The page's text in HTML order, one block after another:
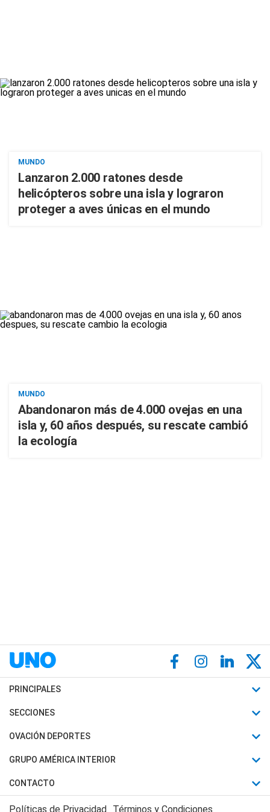
MUNDO
Lanzaron 2.000 ratones desde
helicópteros sobre una isla y lograron
proteger a aves únicas en el mundo
MUNDO
Abandonaron más de 4.000 ovejas en una
isla y, 60 años después, su rescate cambió
la ecología
PRINCIPALES
Últimas Noticias
Política
Judiciales
Economia
SECCIONES
Horóscopo
Motores
Trucos caseros
OVACIÓN DEPORTES
Fútbol
Mundial
Automovilismo
GRUPO AMÉRICA INTERIOR
Canal 7 en Vivo
CONTACTO
Acerca de Nosotros
Políticas de Privacidad Términos y Condiciones